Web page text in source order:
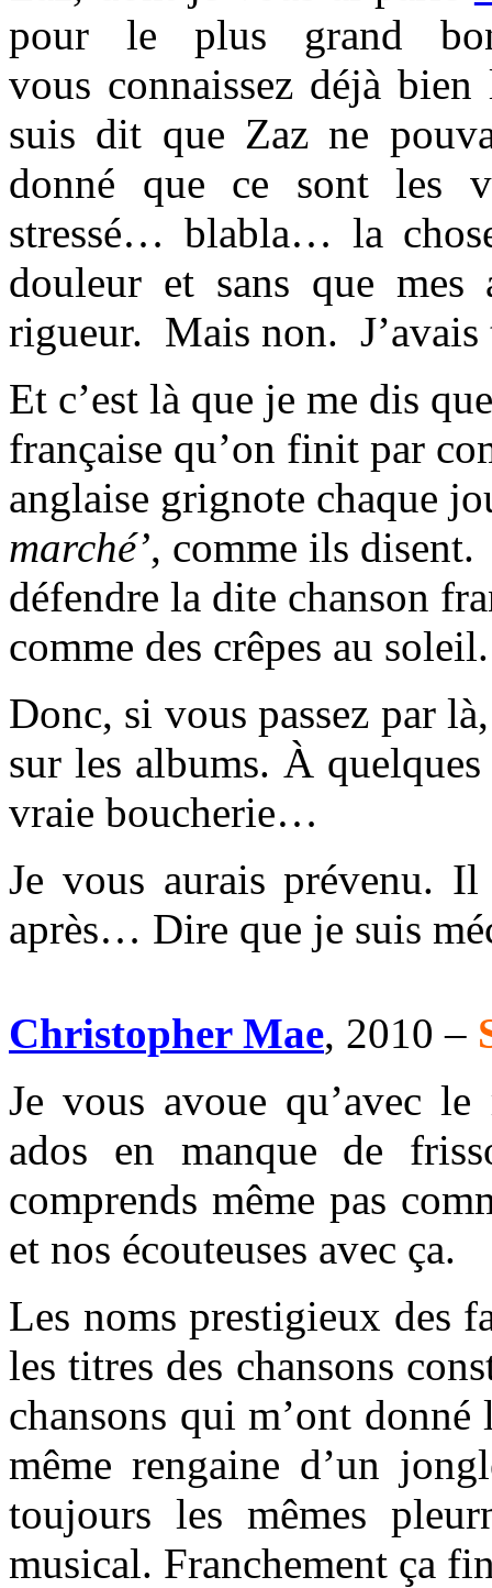
pour le plus grand
vous connaissez déjà
suis dit que Zaz ne
donné que ce sont les
stressé… blabla… la
douleur et sans que mes
rigueur. Mais non. J’avais
Et c’est là que je me dis
française qu’on finit par
anglaise grignote chaque
marché’, comme ils disent.
défendre la dite chanson
comme des crêpes au soleil.
Donc, si vous passez par
sur les albums. À
vraie boucherie…
Je vous aurais prévenu.
après… Dire que je suis
Christopher Mae, 2010 –
Je vous avoue qu’avec
ados en manque de
comprends même pas
et nos écouteuses avec ça.
Les noms prestigieux des
les titres des chansons
chansons qui m’ont
même rengaine d’un
toujours les mêmes
musical. Franchement ça